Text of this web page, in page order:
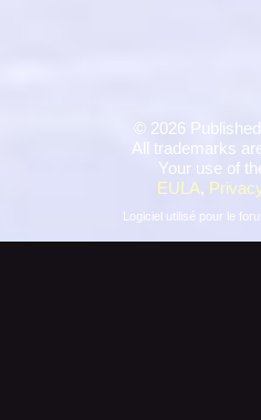
© 2026
All trademarks
Your use of
EULA,
Logiciel utilisé pour le